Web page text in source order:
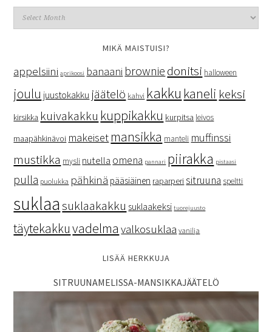
MIKÄ MAISTUISI?
appelsiini aprikoosi banaani brownie donitsi halloween
joulu juustokakku jäätelö kahvi kakku kaneli keksi
kirsikka kuivakakku kuppikakku kurpitsa leivos
maapähkinävoi makeiset mansikka manteli muffinssi
mustikka mysli nutella omena pannari piirakka pistaasi
pulla puolukka pähkinä pääsiäinen raparperi sitruuna speltti
suklaa suklaakakku suklaakeksi tuorejuusto
täytekakkuvadelma valkosuklaa vanilja
LISÄÄ HERKKUJA
SITRUUNAMELISSA-MANSIKKAJÄÄTELÖ